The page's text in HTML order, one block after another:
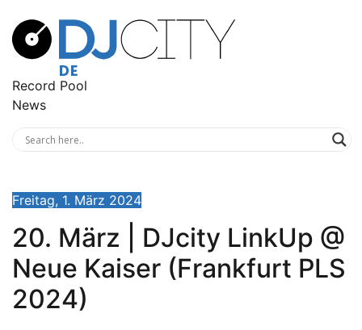
Record Pool
News
Freitag, 1. März 2024
20. März | DJcity LinkUp @
Neue Kaiser (Frankfurt PLS
2024)